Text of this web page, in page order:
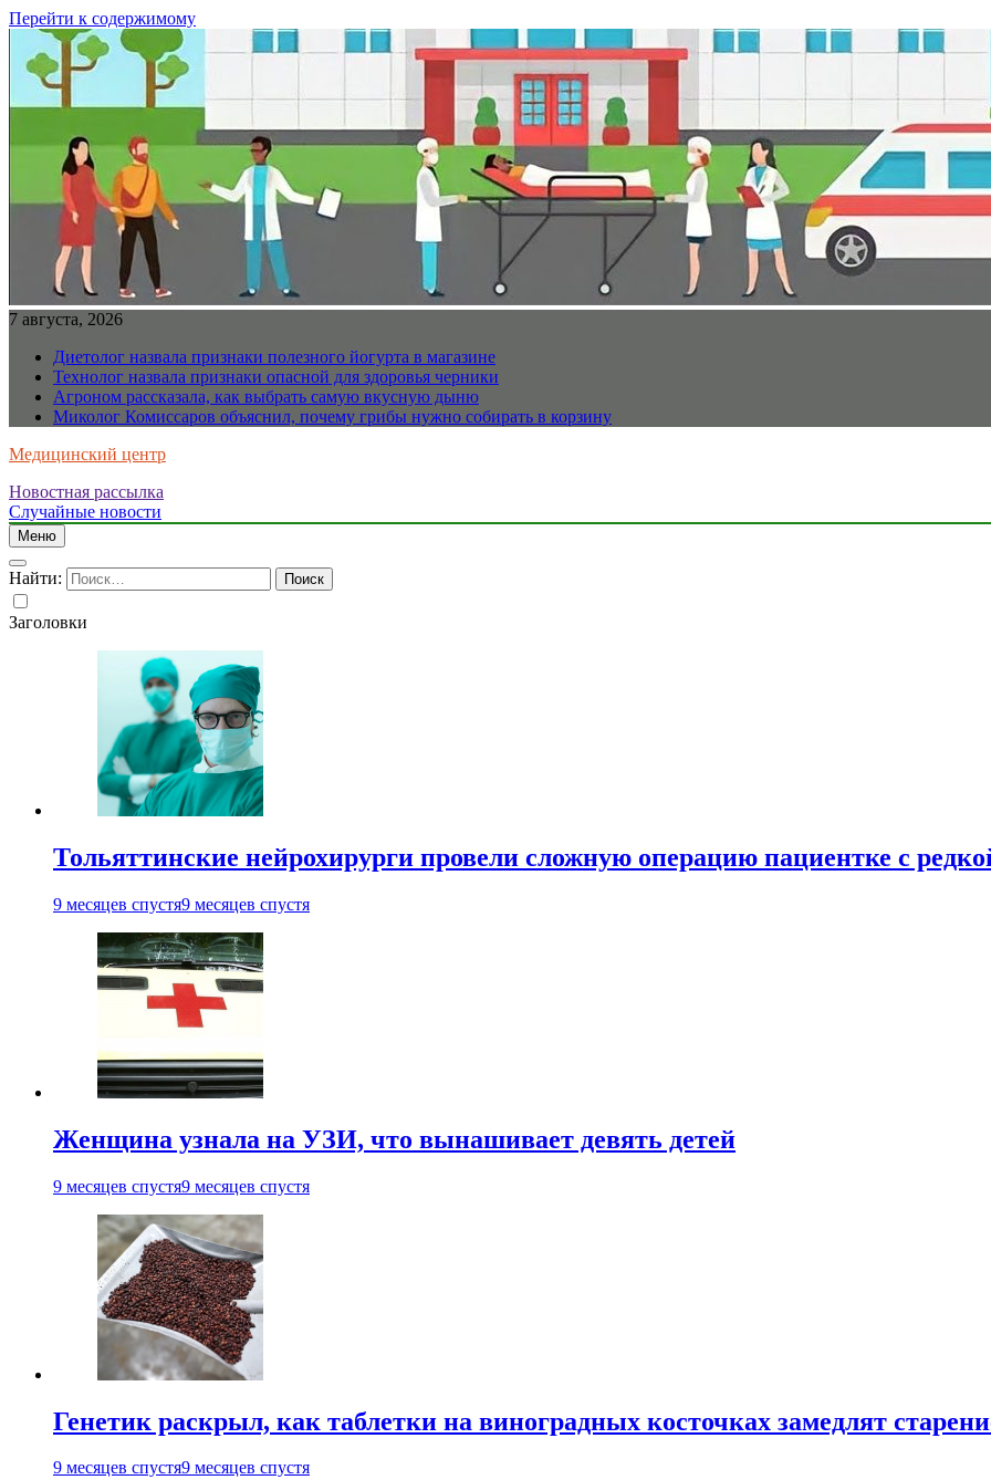
Перейти к содержимому
7 августа, 2026
Диетолог назвала признаки полезного йогурта в магазине
Технолог назвала признаки опасной для здоровья черники
Агроном рассказала, как выбрать самую вкусную дыню
Миколог Комиссаров объяснил, почему грибы нужно собирать в корзину
Медицинский центр
Новостная рассылка
Случайные новости
Меню
Найти:
Заголовки
Тольяттинские нейрохирурги провели сложную операцию пациентке с
9 месяцев спустя9 месяцев спустя
Женщина узнала на УЗИ, что вынашивает девять детей
9 месяцев спустя9 месяцев спустя
Генетик раскрыл, как таблетки на виноградных косточках замедлят
9 месяцев спустя9 месяцев спустя